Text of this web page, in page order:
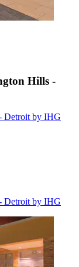
Hills -
Detroit by IHG
Detroit by IHG